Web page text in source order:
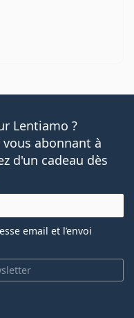
Lentiamo ?
abonnant à
d'un cadeau dès
email et l’envoi